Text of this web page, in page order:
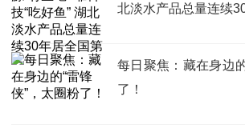
北淡水产品总量连续
每日聚焦：藏在身边
了！